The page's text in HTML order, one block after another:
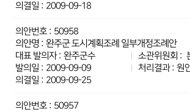
2009-09-18
50958
완주군 도시계획조례 일부개정조례안
완주군수
2009-09-09
원
2009-09-25
50957